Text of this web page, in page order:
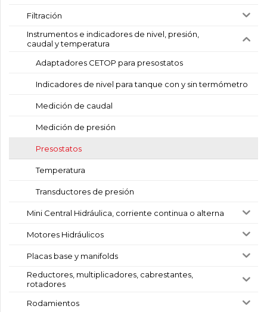
Filtración
Instrumentos e indicadores de nivel, presión,
caudal y temperatura
Adaptadores CETOP para presostatos
Indicadores de nivel para tanque con y sin termómetro
Medición de caudal
Medición de presión
Presostatos
Temperatura
Transductores de presión
Mini Central Hidráulica, corriente continua o alterna
Motores Hidráulicos
Placas base y manifolds
Reductores, multiplicadores, cabrestantes,
rotadores
Rodamientos